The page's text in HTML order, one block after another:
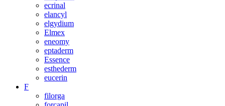
ecrinal
elancyl
elgydium
Elmex
eneomy
eptaderm
Essence
esthederm
eucerin
F
filorga